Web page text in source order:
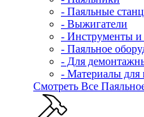
- Паяльные
- Выжигатели
- Инструменты и
- Паяльное
- Для
- Материалы для
Смотреть Все